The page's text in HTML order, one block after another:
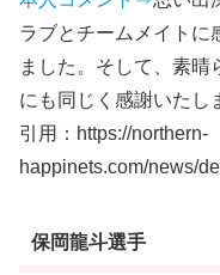
ラブとチームメイトに
ました。そして、素晴
にも同じく感謝いたし
引用：https://northern-
happinets.com/news/
保岡龍斗選手